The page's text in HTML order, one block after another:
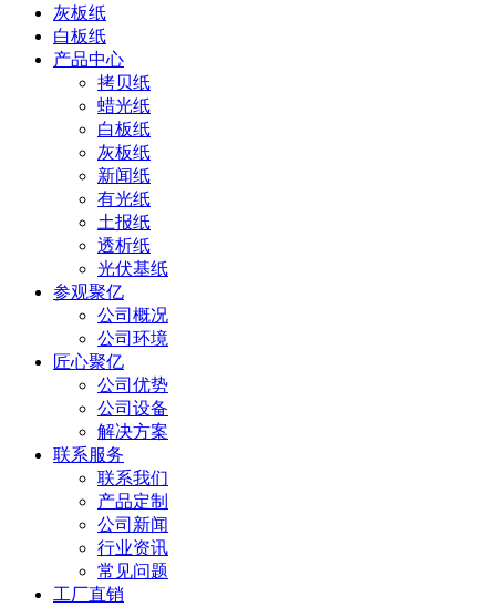
灰板纸
白板纸
产品中心
拷贝纸
蜡光纸
白板纸
灰板纸
新闻纸
有光纸
土报纸
透析纸
光伏基纸
参观聚亿
公司概况
公司环境
匠心聚亿
公司优势
公司设备
解决方案
联系服务
联系我们
产品定制
公司新闻
行业资讯
常见问题
工厂直销